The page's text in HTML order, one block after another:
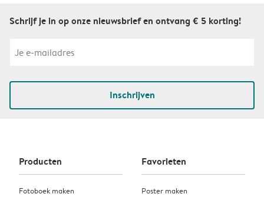
Schrijf je in op onze nieuwsbrief en ontvang € 5 korting!
Inschrijven
Producten
Fotoboek maken
Favorieten
Poster maken